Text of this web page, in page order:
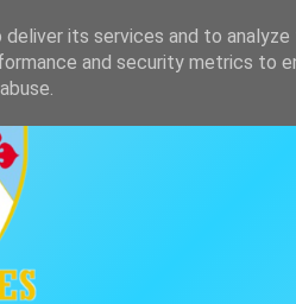
Clasificación
its services and to
and security metrics to